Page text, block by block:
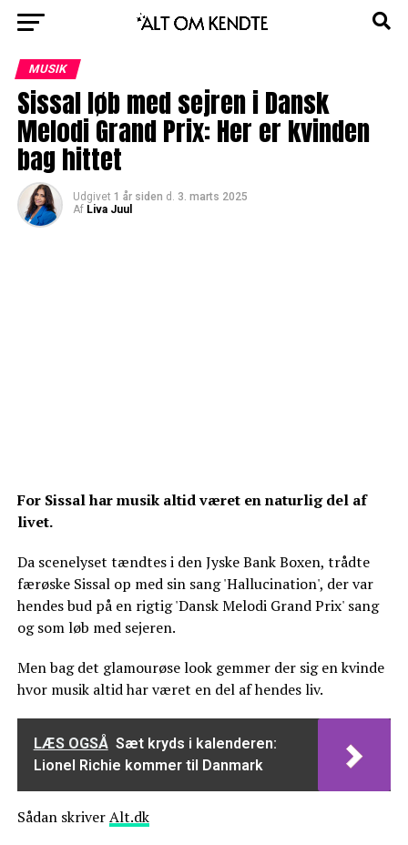
MUSIK
Sissal løb med sejren i Dansk
Melodi Grand Prix: Her er kvinden
bag hittet
Udgivet 1 år siden d. 3. marts 2025
Af Liva Juul
For Sissal har musik altid været en naturlig del af
livet.
Da scenelyset tændtes i den Jyske Bank Boxen, trådte
færøske Sissal op med sin sang 'Hallucination', der var
hendes bud på en rigtig 'Dansk Melodi Grand Prix' sang
og som løb med sejeren.
Men bag det glamourøse look gemmer der sig en kvinde
hvor musik altid har været en del af hendes liv.
LÆS OGSÅ Sæt kryds i kalenderen:
Lionel Richie kommer til Danmark
Sådan skriverAlt.dk